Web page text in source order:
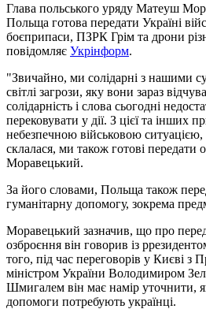
Глава польського уряду Матеуш
Польща готова передати Україні
боєприпаси, ПЗРК Грім та дрони
повідомляє Укрінформ.
"Звичайно, ми солідарні з нашими
світлі загрози, яку вони зараз
солідарність і слова сьогодні
перековувати у дії. З цієї та інших
небезпечною військовою
склалася, ми також готові передати
Моравецький.
За його словами, Польща також
гуманітарну допомогу, зокрема
Моравецький зазначив, що про
озброєння він говорив із
того, під час переговорів у Києві з
міністром України Володимиром
Шмигалем він має намір уточнити,
допомоги потребують українці.